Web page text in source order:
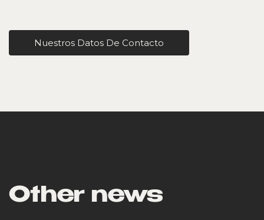
Nuestros Datos De Contacto
Other news